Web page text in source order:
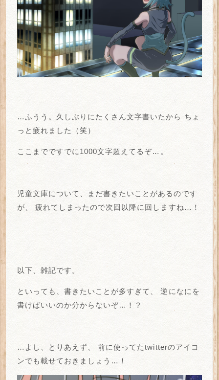
…ふうう。久しぶりにたくさん文字書いたから ちょ
っと疲れました（笑）
ここまでですでに1000文字超えてるぞ…。
児童文庫について、まだ書きたいことがあるのです
が、
疲れてしまったので次回以降に回しますね…！
以下、雑記です。
といっても、書きたいことが多すぎて、
逆になにを
書けばいいのか分からないぞ…！？
…よし、とりあえず、
前に使ってたtwitterのアイコ
ンでも載せておきましょう…！